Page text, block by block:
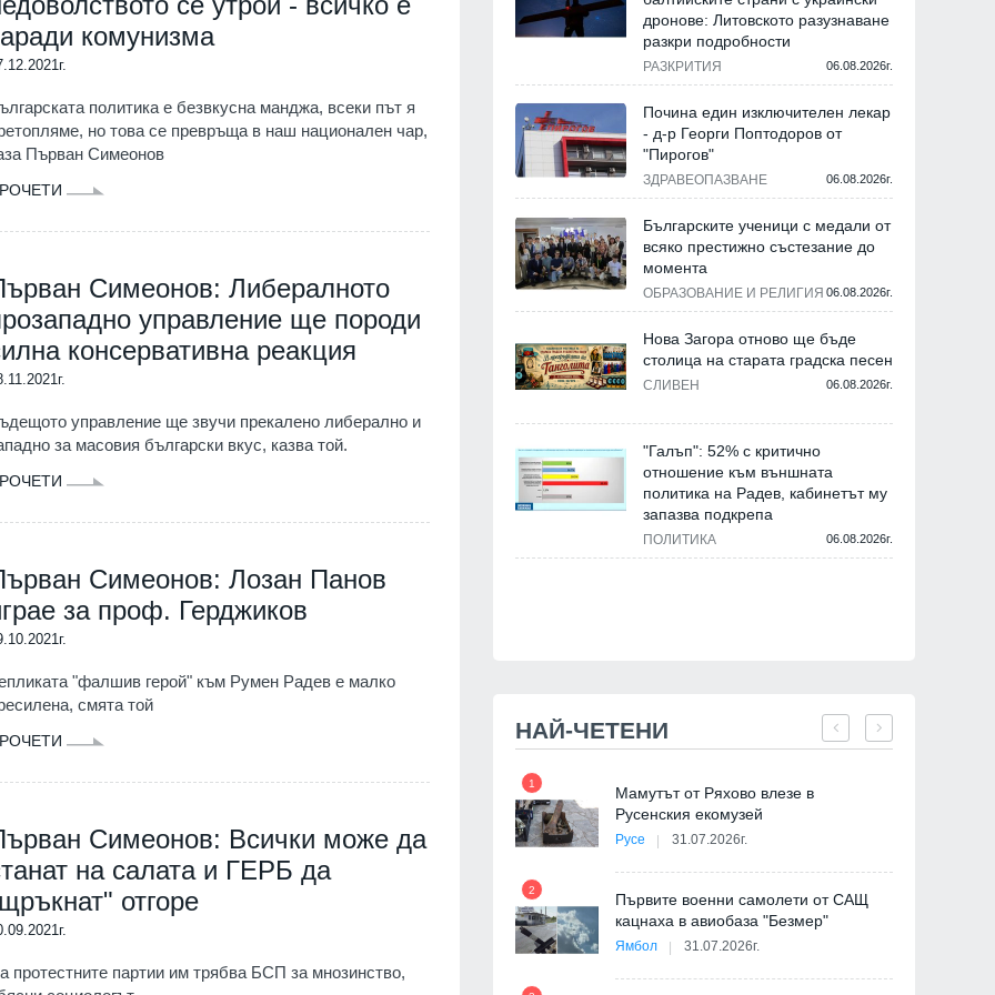
комунизма
политика е безвкусна манджа, всеки път я
но това се превръща в наш национален чар,
Първан Симеонов
Симеонов: Либералното
управление ще породи
консервативна реакция
управление ще звучи прекалено либерално и
за масовия български вкус, казва той.
Симеонов: Лозан Панов
за проф. Герджиков
"фалшив герой" към Румен Радев е малко
смята той
Симеонов: Всички може да
на салата и ГЕРБ да
отгоре
протестните партии им трябва БСП за мнозинство,
06.08.2026г.
06.08.2026г.
06.08.2026г.
при
на
06.08.2026г.
в
между САЩ и Украйна се е
Нов спад на нивото на река
Дунав е отчет днес
остават високи - до 37°
БЪЛГАРИЯ 06.08.2026г.
Общинските съветници в Балчик
година
ДОБРИЧ
"Пейтри
РУСИЯ И УКРАЙНА
дронове: Литовското разузнаване
разкри подробности
РАЗКРИТИЯ 06.08.2026г.
Почина един изключителен лекар
- д-р Георги Поптодоров от
"Пирогов"
ЗДРАВЕОПАЗВАНЕ 06.08.2026г.
Българските ученици с медали от
всяко престижно състезание до
момента
ОБРАЗОВАНИЕ И РЕЛИГИЯ 06.08.2026г.
Нова Загора отново ще бъде
столица на старата градска песен
СЛИВЕН 06.08.2026г.
"Галъп": 52% с критично
отношение към външната
политика на Радев, кабинетът му
запазва подкрепа
ПОЛИТИКА 06.08.2026г.
НАЙ-ЧЕТЕНИ
днес в
г. може да се
месец
13
въоръжени сили обявиха данните
Русия и Украйна
14
здравно досие и на мобилното
приложение еЗдраве ще се проведе
1
Мамутът от Ряхово влезе в
Русенския екомузей
Русе 31.07.2026г.
2
Първите военни самолети от САЩ
кацнаха в авиобаза "Безмер"
Ямбол 31.07.2026г.